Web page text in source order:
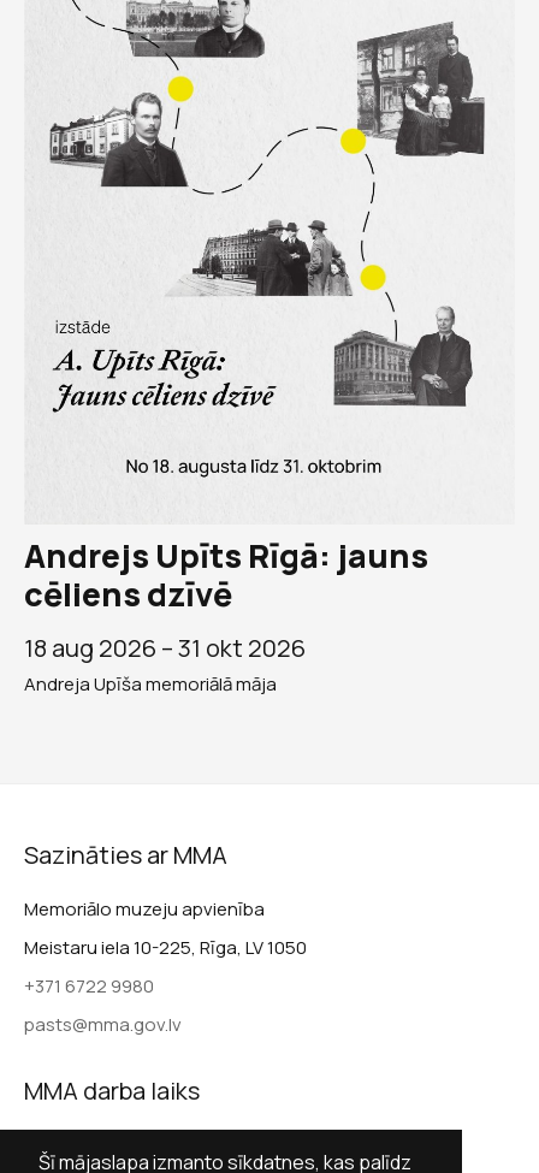
Šī mājaslapa izmanto sīkdatnes, kas palīdz
Andrejs Upīts Rīgā: jauns
cēliens dzīvē
18 aug 2026 –31 okt 2026
Andreja Upīša memoriālā māja
Sazināties ar MMA
Memoriālo muzeju apvienība
Meistaru iela 10-225, Rīga, LV 1050
+371 6722 9980
pasts@mma.gov.lv
MMA darba laiks